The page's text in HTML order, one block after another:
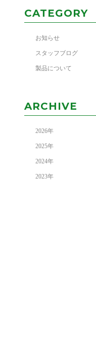
CATEGORY
お知らせ
スタッフブログ
製品について
ARCHIVE
2026年
2025年
2024年
2023年